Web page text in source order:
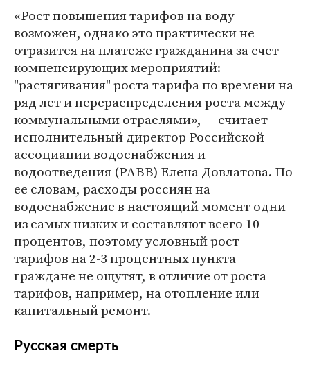
«Рост повышения тарифов на воду
возможен, однако это практически не
отразится на платеже гражданина за счет
компенсирующих мероприятий:
"растягивания" роста тарифа по времени на
ряд лет и перераспределения роста между
коммунальными отраслями», — считает
исполнительный директор Российской
ассоциации водоснабжения и
водоотведения (РАВВ) Елена Довлатова. По
ее словам, расходы россиян на
водоснабжение в настоящий момент одни
из самых низких и составляют всего 10
процентов, поэтому условный рост
тарифов на 2-3 процентных пункта
граждане не ощутят, в отличие от роста
тарифов, например, на отопление или
капитальный ремонт.
Русская смерть